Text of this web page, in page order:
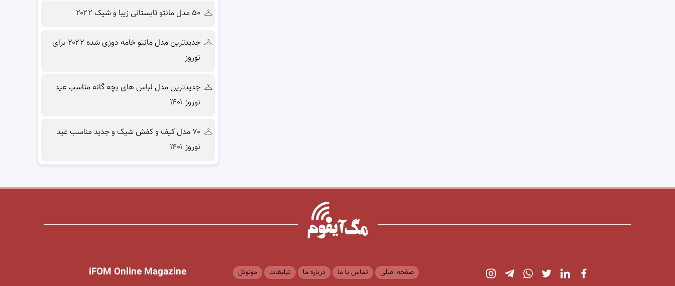
۵۰ مدل مانتو تابستانی زیبا و شیک ۲۰۲۲
جدیدترین مدل مانتو خامه دوزی شده ۲۰۲۲ برای
نوروز
جدیدترین مدل لباس های بچه گانه مناسب عید
نوروز ۱۴۰۱
۷۰ مدل کیف و کفش شیک و جدید مناسب عید
نوروز ۱۴۰۱
iFOM Online Magazine صفحه اصلی تماس با ما درباره ما تبلیغات مونوتل